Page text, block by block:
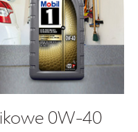
0W-40